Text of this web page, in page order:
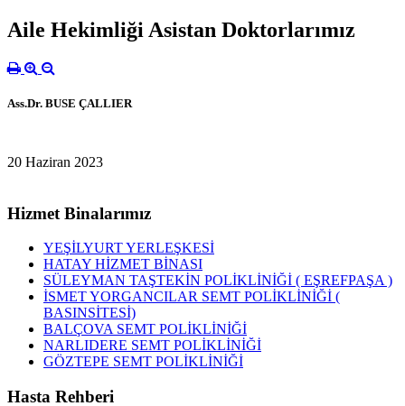
Aile Hekimliği Asistan Doktorlarımız
Ass.Dr. BUSE ÇALLIER
20 Haziran 2023
Hizmet Binalarımız
YEŞİLYURT YERLEŞKESİ
HATAY HİZMET BİNASI
SÜLEYMAN TAŞTEKİN POLİKLİNİĞİ ( EŞREFPAŞA )
İSMET YORGANCILAR SEMT POLİKLİNİĞİ (
BASINSİTESİ)
BALÇOVA SEMT POLİKLİNİĞİ
NARLIDERE SEMT POLİKLİNİĞİ
GÖZTEPE SEMT POLİKLİNİĞİ
Hasta Rehberi